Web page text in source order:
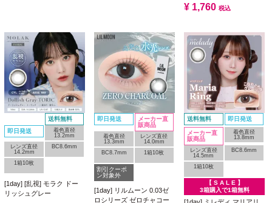
¥ 1,760 税込
送料無料
即日発送
着色直径
13.2mm
レンズ直径
14.2mm
BC8.6mm
1箱10枚
[1day] [乱視] モラク ドー
リッシュグレー
即日発送
メーカー直
販商品
着色直径
13.3mm
レンズ直径
14.0mm
BC8.7mm
1箱10枚
割引クーポ
ン対象外
[1day] リルムーン 0.03ゼ
ロシリーズ ゼロチャコー
送料無料 即日発送
メーカー直
販商品
着色直径
13.8mm
レンズ直径
14.5mm
BC8.6mm
1箱10枚
【 S A L E 】
3箱購入で1箱無料